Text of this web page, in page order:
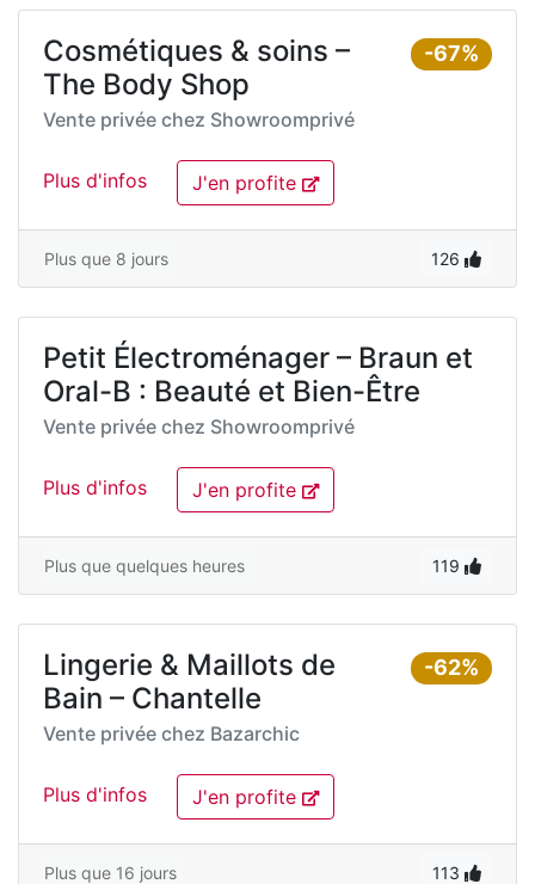
-67%
Cosmétiques & soins –
The Body Shop
Vente privée chez Showroomprivé
Plus d'infos J'en profite
Plus que 8 jours 126
Petit Électroménager – Braun et
Oral-B : Beauté et Bien-Être
Vente privée chez Showroomprivé
Plus d'infos J'en profite
Plus que quelques heures 119
-62%
Lingerie & Maillots de
Bain – Chantelle
Vente privée chez Bazarchic
Plus d'infos J'en profite
Plus que 16 jours 113